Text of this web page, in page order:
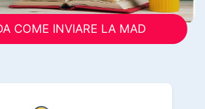
COME INVIARE LA MAD